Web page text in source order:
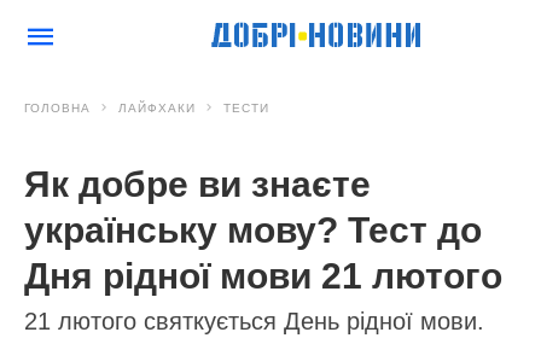
ГОЛОВНА ЛАЙФХАКИ ТЕСТИ
Як добре ви знаєте
українську мову? Тест до
Дня рідної мови 21 лютого
21 лютого святкується День рідної мови.